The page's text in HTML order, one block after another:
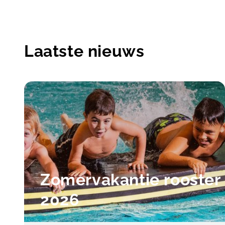
Laatste nieuws
Zomervakantie rooster
2026